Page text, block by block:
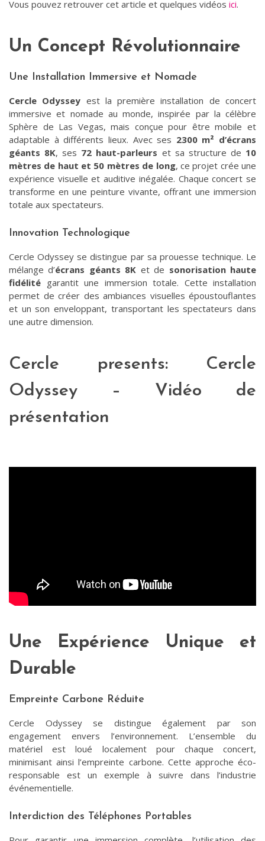
Vous pouvez retrouver cet article et quelques vidéos ici.
Un Concept Révolutionnaire
Une Installation Immersive et Nomade
Cercle Odyssey est la première installation de concert
immersive et nomade au monde, inspirée par la célèbre
Sphère de Las Vegas, mais conçue pour être mobile et
adaptable à différents lieux. Avec ses 2300 m² d’écrans
géants 8K, ses 72 haut-parleurs et sa structure de 10
mètres de haut et 50 mètres de long, ce projet crée une
expérience visuelle et auditive inégalée. Chaque concert se
transforme en une peinture vivante, offrant une immersion
totale aux spectateurs.
Innovation Technologique
Cercle Odyssey se distingue par sa prouesse technique. Le
mélange d’écrans géants 8K et de sonorisation haute
fidélité garantit une immersion totale. Cette installation
permet de créer des ambiances visuelles époustouflantes
et un son enveloppant, transportant les spectateurs dans
une autre dimension.
Cercle presents: Cercle
Odyssey – Vidéo de
présentation
Une Expérience Unique et
Durable
Empreinte Carbone Réduite
Cercle Odyssey se distingue également par son
engagement envers l’environnement. L’ensemble du
matériel est loué localement pour chaque concert,
minimisant ainsi l’empreinte carbone. Cette approche éco-
responsable est un exemple à suivre dans l’industrie
événementielle.
Interdiction des Téléphones Portables